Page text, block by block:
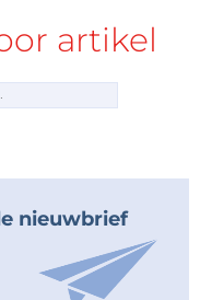
artikel
nieuwbrief